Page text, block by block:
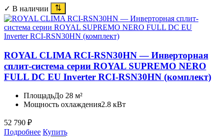
✓ В наличии
ROYAL CLIMA RCI-RSN30HN — Инверторная
сплит-система серии ROYAL SUPREMO NERO
FULL DC EU Inverter RCI-RSN30HN (комплект)
ПлощадьДо 28 м²
Мощность охлаждения2.8 кВт
52 790 ₽
Подробнее Купить